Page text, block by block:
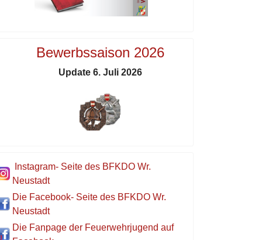
Bewerbssaison 2026
Update 6. Juli 2026
Instagram- Seite des BFKDO Wr.
Neustadt
Die Facebook- Seite des BFKDO Wr.
Neustadt
Die Fanpage der Feuerwehrjugend auf